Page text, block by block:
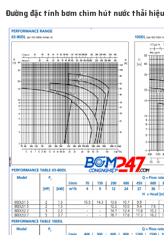
Đường đặc tính bơm chìm hút nước thải